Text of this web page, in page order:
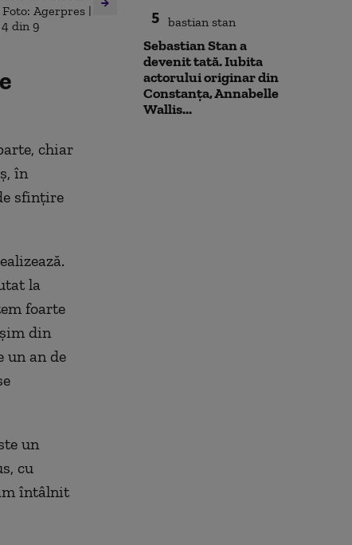
chiar
în
sfinţire
la
foarte
din
un an de
un
cu
întâlnit
5
Sebastian Stan a
devenit tată. Iubita
actorului originar din
Constanța, Annabelle
Wallis...